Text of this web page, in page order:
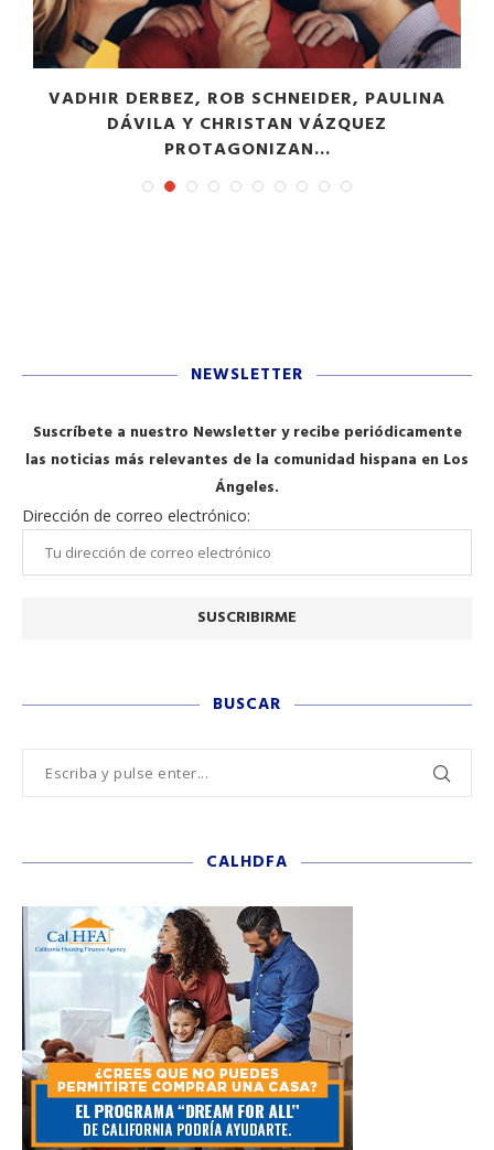
VADHIR DERBEZ, ROB SCHNEIDER, PAULINA
DÁVILA Y CHRISTAN VÁZQUEZ
PROTAGONIZAN...
NEWSLETTER
Suscríbete a nuestro Newsletter y recibe periódicamente
las noticias más relevantes de la comunidad hispana en Los
Ángeles.
Dirección de correo electrónico:
BUSCAR
CALHDFA